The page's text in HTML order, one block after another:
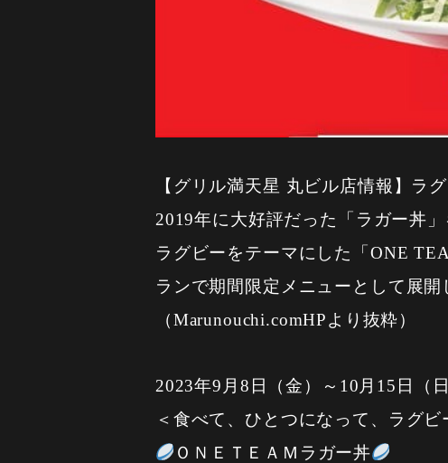
【グリル満天星 丸ビル店情報】ラ
2019年に大好評だった「ラガー丼
ラグビーをテーマにした「ONE
ランで期間限定メニューとして展開
（Marunouchi.comHPより抜粋）
2023年9月8日（金）～10月15日（日
＜食べて、ひとつになって、ラグビ
ＯＮＥＴＥＡＭラガー丼